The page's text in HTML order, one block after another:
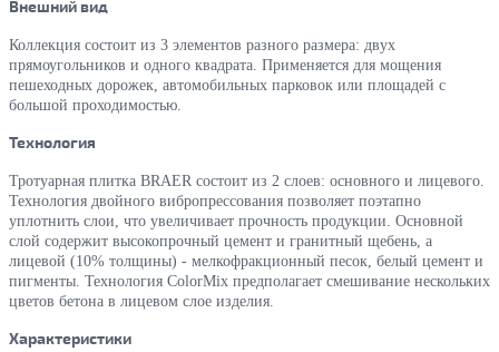
Внешний вид
Коллекция состоит из 3 элементов разного размера: двух
прямоугольников и одного квадрата. Применяется для мощения
пешеходных дорожек, автомобильных парковок или площадей с
большой проходимостью.
Технология
Тротуарная плитка BRAER состоит из 2 слоев: основного и лицевого.
Технология двойного вибропрессования позволяет поэтапно
уплотнить слои, что увеличивает прочность продукции. Основной
слой содержит высокопрочный цемент и гранитный щебень, а
лицевой (10% толщины) - мелкофракционный песок, белый цемент и
пигменты. Технология ColorMix предполагает смешивание нескольких
цветов бетона в лицевом слое изделия.
Характеристики